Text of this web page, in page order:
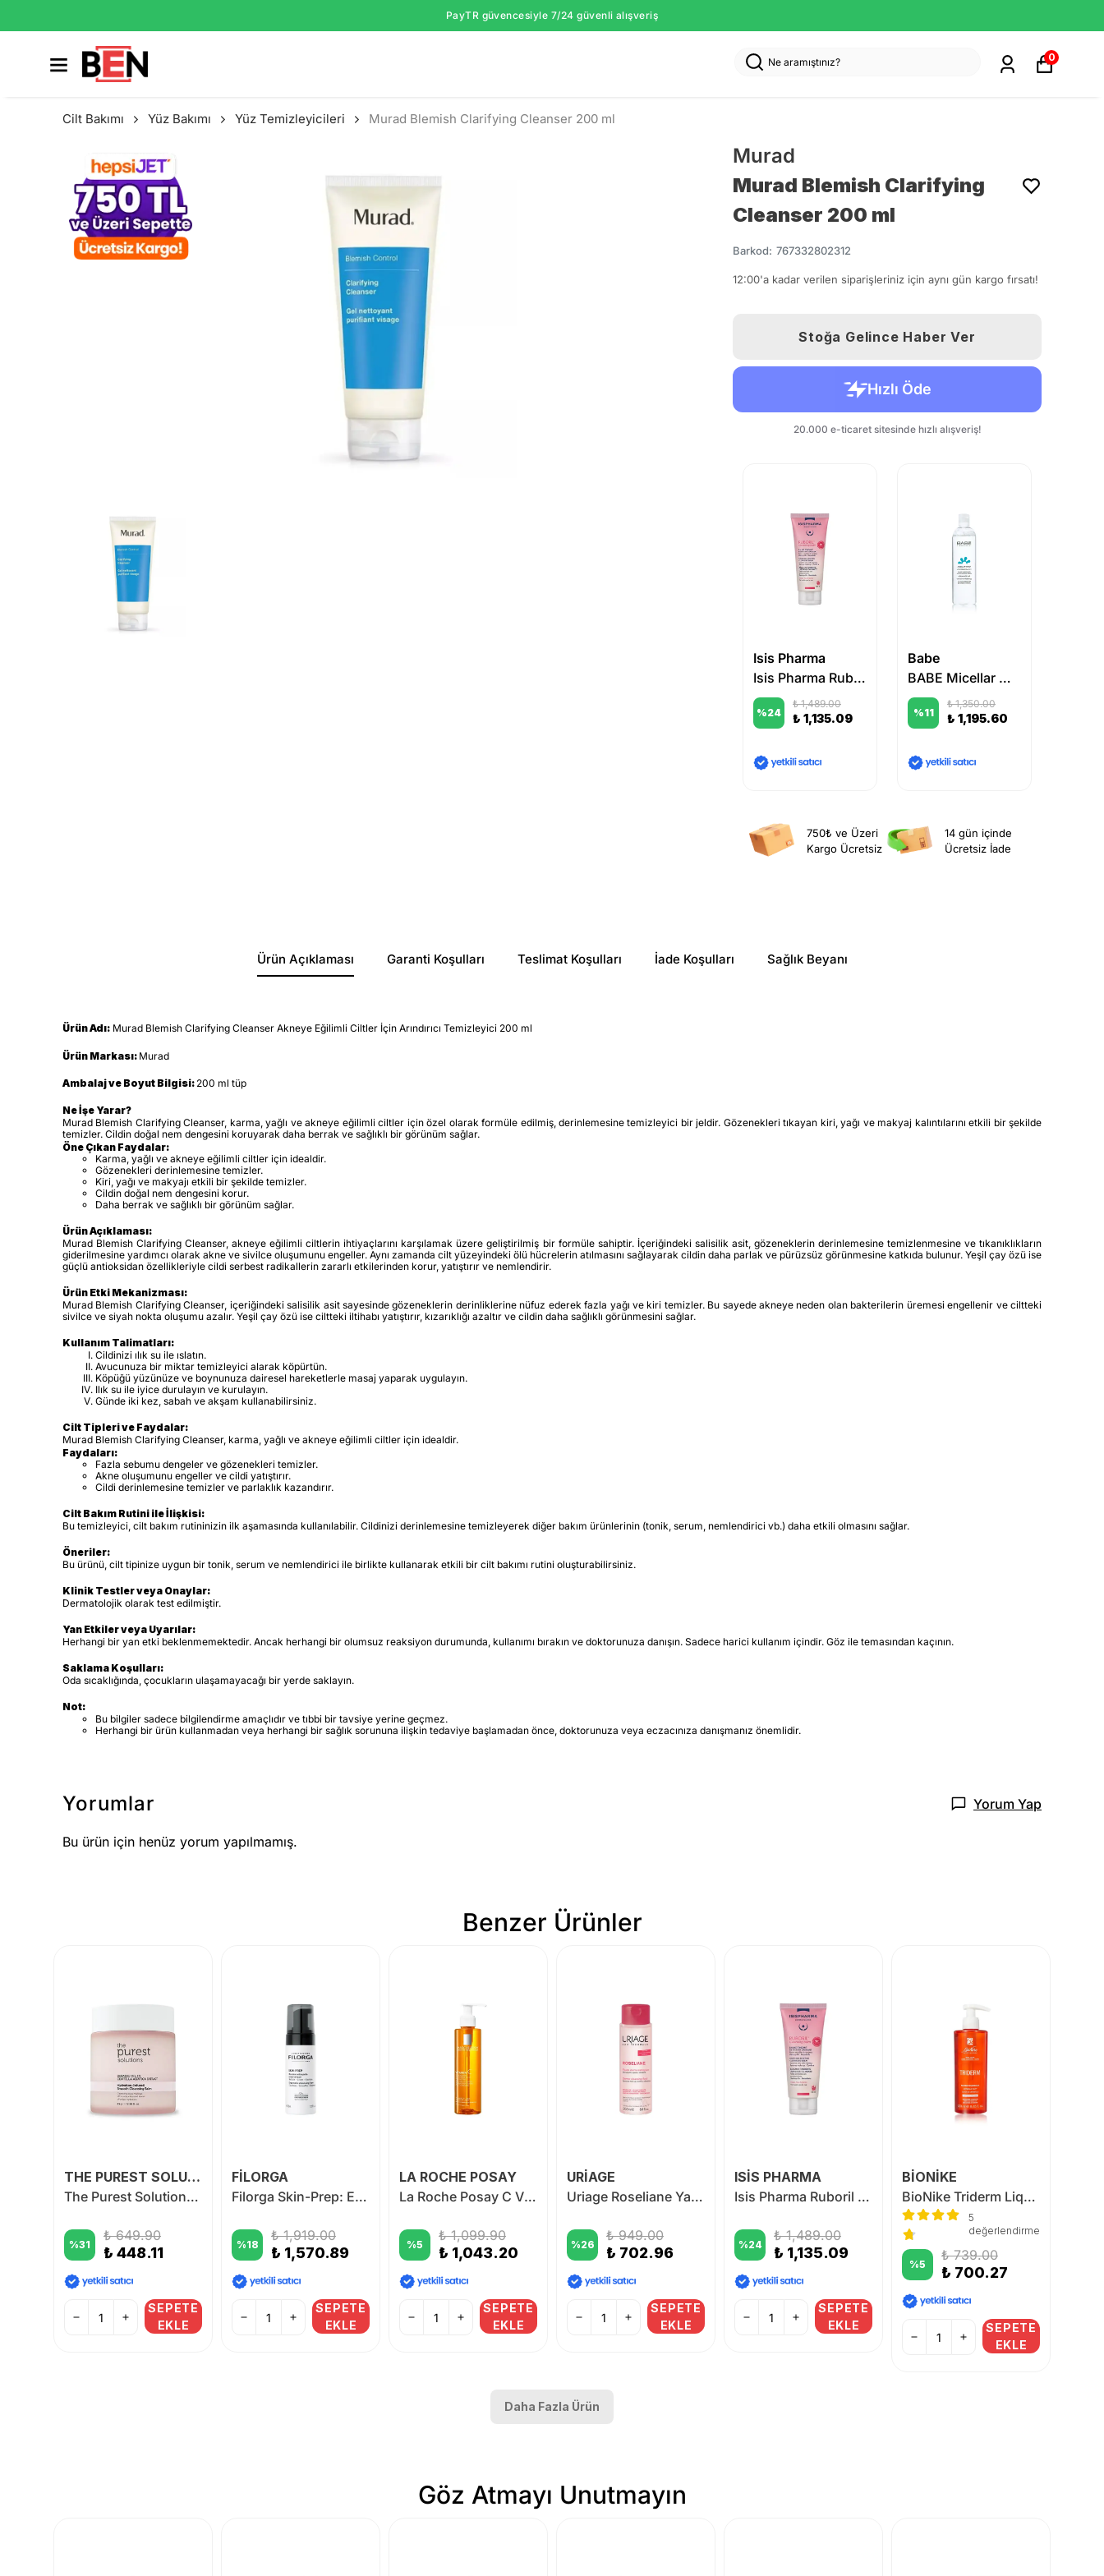
PayTR güvencesiyle 7/24 güvenli alışveriş
0
Cilt Bakımı Yüz Bakımı Yüz Temizleyicileri Murad Blemish Clarifying Cleanser 200 ml
Murad
Murad Blemish Clarifying
Cleanser 200 ml
Barkod: 767332802312
12:00'a kadar verilen siparişleriniz için aynı gün kargo fırsatı!
Stoğa Gelince Haber Ver
Isis Pharma
Isis Pharma Ruboril Cleansing Balm 100 ml
%24
₺ 1,489.00
₺ 1,135.09
Babe
BABE Micellar Water 400 ml
%11
₺ 1,350.00
₺ 1,195.60
750₺ ve Üzeri
Kargo Ücretsiz
14 gün içinde
Ücretsiz İade
Ürün Açıklaması Garanti Koşulları Teslimat Koşulları İade Koşulları Sağlık Beyanı
Ürün Adı: Murad Blemish Clarifying Cleanser Akneye Eğilimli Ciltler İçin Arındırıcı Temizleyici 200 ml
Ürün Markası: Murad
Ambalaj ve Boyut Bilgisi: 200 ml tüp
Ne İşe Yarar?
Murad Blemish Clarifying Cleanser, karma, yağlı ve akneye eğilimli ciltler için özel olarak formüle edilmiş, derinlemesine temizleyici bir jeldir. Gözenekleri tıkayan kiri, yağı ve makyaj kalıntılarını etkili bir şekilde
temizler. Cildin doğal nem dengesini koruyarak daha berrak ve sağlıklı bir görünüm sağlar.
Öne Çıkan Faydalar:
Karma, yağlı ve akneye eğilimli ciltler için idealdir.
Gözenekleri derinlemesine temizler.
Kiri, yağı ve makyajı etkili bir şekilde temizler.
Cildin doğal nem dengesini korur.
Daha berrak ve sağlıklı bir görünüm sağlar.
Ürün Açıklaması:
Murad Blemish Clarifying Cleanser, akneye eğilimli ciltlerin ihtiyaçlarını karşılamak üzere geliştirilmiş bir formüle sahiptir. İçeriğindeki salisilik asit, gözeneklerin derinlemesine temizlenmesine ve tıkanıklıkların
giderilmesine yardımcı olarak akne ve sivilce oluşumunu engeller. Aynı zamanda cilt yüzeyindeki ölü hücrelerin atılmasını sağlayarak cildin daha parlak ve pürüzsüz görünmesine katkıda bulunur. Yeşil çay özü ise
güçlü antioksidan özellikleriyle cildi serbest radikallerin zararlı etkilerinden korur, yatıştırır ve nemlendirir.
Ürün Etki Mekanizması:
Murad Blemish Clarifying Cleanser, içeriğindeki salisilik asit sayesinde gözeneklerin derinliklerine nüfuz ederek fazla yağı ve kiri temizler. Bu sayede akneye neden olan bakterilerin üremesi engellenir ve ciltteki
sivilce ve siyah nokta oluşumu azalır. Yeşil çay özü ise ciltteki iltihabı yatıştırır, kızarıklığı azaltır ve cildin daha sağlıklı görünmesini sağlar.
Kullanım Talimatları:
Cildinizi ılık su ile ıslatın.
Avucunuza bir miktar temizleyici alarak köpürtün.
Köpüğü yüzünüze ve boynunuza dairesel hareketlerle masaj yaparak uygulayın.
Ilık su ile iyice durulayın ve kurulayın.
Günde iki kez, sabah ve akşam kullanabilirsiniz.
Cilt Tipleri ve Faydalar:
Murad Blemish Clarifying Cleanser, karma, yağlı ve akneye eğilimli ciltler için idealdir.
Faydaları:
Fazla sebumu dengeler ve gözenekleri temizler.
Akne oluşumunu engeller ve cildi yatıştırır.
Cildi derinlemesine temizler ve parlaklık kazandırır.
Cilt Bakım Rutini ile İlişkisi:
Bu temizleyici, cilt bakım rutininizin ilk aşamasında kullanılabilir. Cildinizi derinlemesine temizleyerek diğer bakım ürünlerinin (tonik, serum, nemlendirici vb.) daha etkili olmasını sağlar.
Öneriler:
Bu ürünü, cilt tipinize uygun bir tonik, serum ve nemlendirici ile birlikte kullanarak etkili bir cilt bakımı rutini oluşturabilirsiniz.
Klinik Testler veya Onaylar:
Dermatolojik olarak test edilmiştir.
Yan Etkiler veya Uyarılar:
Herhangi bir yan etki beklenmemektedir. Ancak herhangi bir olumsuz reaksiyon durumunda, kullanımı bırakın ve doktorunuza danışın. Sadece harici kullanım içindir. Göz ile temasından kaçının.
Saklama Koşulları:
Oda sıcaklığında, çocukların ulaşamayacağı bir yerde saklayın.
Not:
Bu bilgiler sadece bilgilendirme amaçlıdır ve tıbbi bir tavsiye yerine geçmez.
Herhangi bir ürün kullanmadan veya herhangi bir sağlık sorununa ilişkin tedaviye başlamadan önce, doktorunuza veya eczacınıza danışmanız önemlidir.
Yorumlar Yorum Yap
Bu ürün için henüz yorum yapılmamış.
Benzer Ürünler
THE PUREST SOLUTİONS
The Purest Solutions Hassas ve Kuru Ciltler İçin Temizleyici Balm 85 gr
%31
₺ 649.90
₺ 448.11
SEPETE
EKLE
FİLORGA
Filorga Skin-Prep: Enzimatik Gözenek Arındırıcı Yoğun Temizleme Köpüğü 150 ml
%18
₺ 1,919.00
₺ 1,570.89
SEPETE
EKLE
LA ROCHE POSAY
La Roche Posay C Vitamini Içerikli Işıltı Veren Yüz Temizleme Jeli 200 ml
%5
₺ 1,099.90
₺ 1,043.20
SEPETE
EKLE
URİAGE
Uriage Roseliane Yatıştırıcı ve Kızarıklık Giderici Temizleyici 250 ml
%26
₺ 949.00
₺ 702.96
SEPETE
EKLE
ISİS PHARMA
Isis Pharma Ruboril Cleansing Balm 100 ml
%24
₺ 1,489.00
₺ 1,135.09
SEPETE
EKLE
BİONİKE
BioNike Triderm Liquid Marseille Soap 250 ml
5
değerlendirme
%5
₺ 739.00
₺ 700.27
SEPETE
EKLE
Daha Fazla Ürün
Göz Atmayı Unutmayın